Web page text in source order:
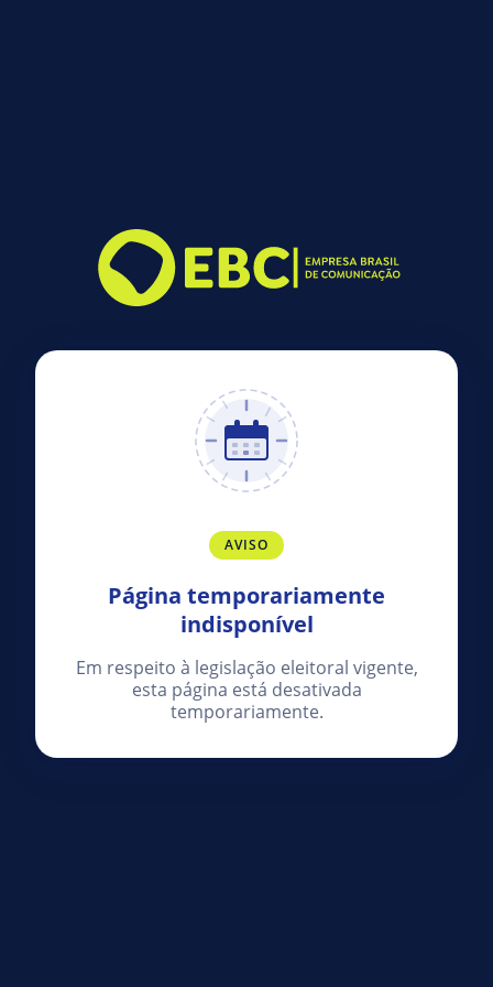
AVISO
Página temporariamente
indisponível
Em respeito à legislação eleitoral vigente,
esta página está desativada
temporariamente.